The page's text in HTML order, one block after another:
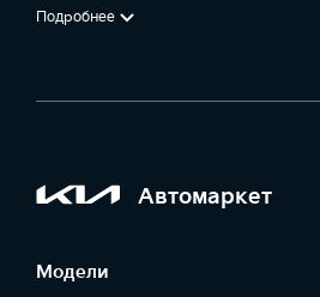
Подробнее
Автомаркет
Модели